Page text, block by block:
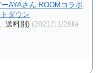
AYAさん ROOMコラボ
ダウン
送料別) (2021/11/26時